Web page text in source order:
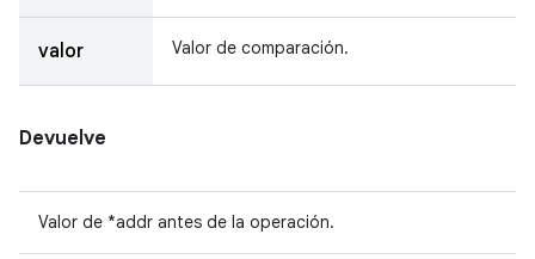
valor Valor de comparación.
Devuelve
Valor de *addr antes de la operación.